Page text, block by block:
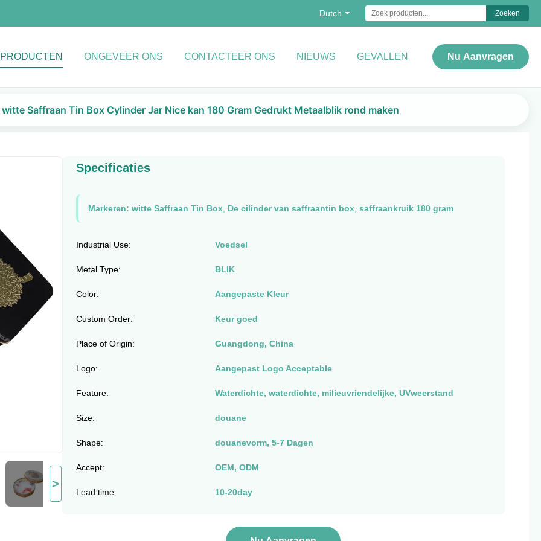
Dutch Zoeken
PRODUCTEN ONGEVEER ONS CONTACTEER ONS NIEUWS GEVALLEN Nu Aanvragen
witte Saffraan Tin Box Cylinder Jar Nice kan 180 Gram Gedrukt Metaalblik rond maken
>
Specificaties
Markeren: witte Saffraan Tin Box, De cilinder van saffraantin box, saffraankruik 180 gram
Industrial Use: Voedsel
Metal Type: BLIK
Color: Aangepaste Kleur
Custom Order: Keur goed
Place of Origin: Guangdong, China
Logo: Aangepast Logo Acceptable
Feature: Waterdichte, waterdichte, milieuvriendelijke, UVweerstand
Size: douane
Shape: douanevorm, 5-7 Dagen
Accept: OEM, ODM
Lead time: 10-20day